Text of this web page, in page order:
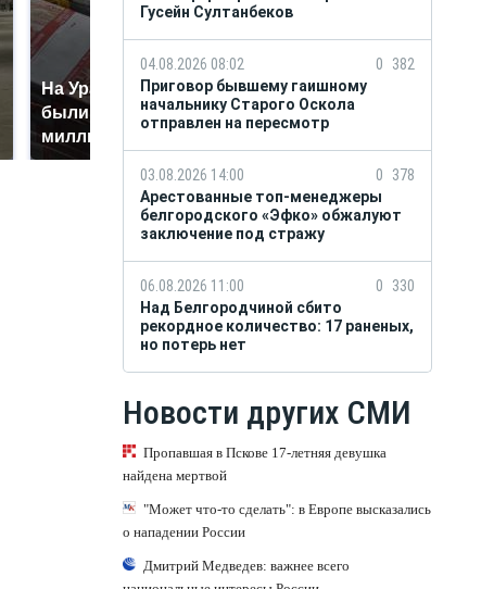
На Урале из казны
были украдены 18
миллионов рублей
Не ешьте эту
готовую еду из
магазина: список
Гусейн Султанбеков
04.08.2026 08:02 0
382
Приговор бывшему гаишному
начальнику Старого Оскола
отправлен на пересмотр
03.08.2026 14:00 0
378
Арестованные топ-менеджеры
белгородского «Эфко» обжалуют
заключение под стражу
06.08.2026 11:00 0
330
Над Белгородчиной сбито
рекордное количество: 17 раненых,
но потерь нет
Новости других СМИ
Пропавшая в Пскове 17-летняя девушка
найдена мертвой
"Может что-то сделать": в Европе высказались
о нападении России
Дмитрий Медведев: важнее всего